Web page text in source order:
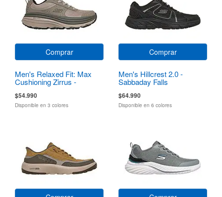
Comprar
Men's Relaxed Fit: Max
Cushioning Zirrus -
Zirrostratus
$54.990
Disponible en 3 colores
Comprar
Men's Hillcrest 2.0 -
Sabbaday Falls
$64.990
Disponible en 6 colores